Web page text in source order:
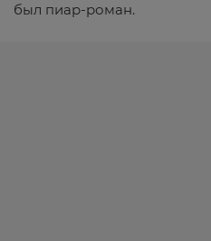
был пиар-роман.